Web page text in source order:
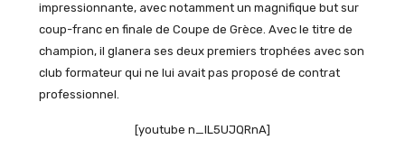
impressionnante, avec notamment un magnifique but sur
coup-franc en finale de Coupe de Grèce. Avec le titre de
champion, il glanera ses deux premiers trophées avec son
club formateur qui ne lui avait pas proposé de contrat
professionnel.
[youtube n_IL5UJQRnA]